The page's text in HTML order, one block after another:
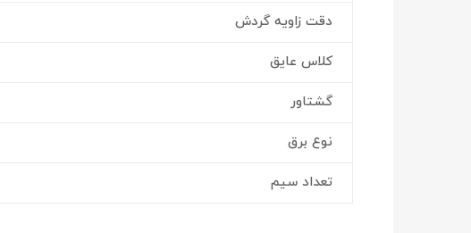
دقت زاویه گردش
کلاس عایق
گشتاور
نوع برق
تعداد سیم